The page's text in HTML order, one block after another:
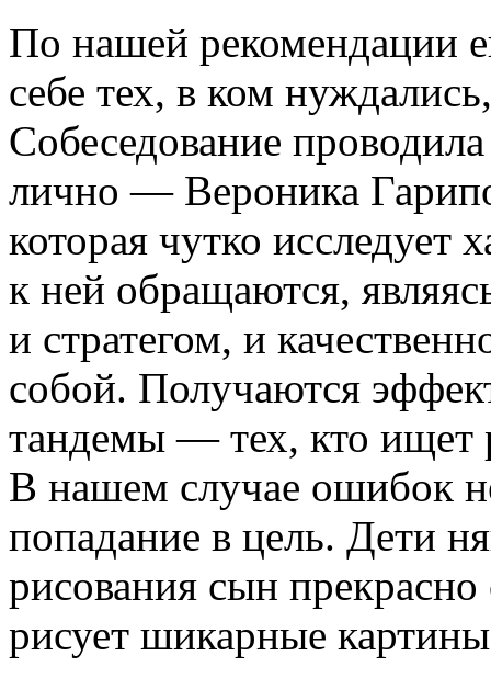
По нашей рекомендации
себе тех, в ком
Собеседование
лично — Вероника
которая чутко исследует
к ней обращаются,
и стратегом, и
собой. Получаются
тандемы — тех, кто ищет
В нашем случае ошибок
попадание в цель. Дети
рисования сын
рисует шикарные